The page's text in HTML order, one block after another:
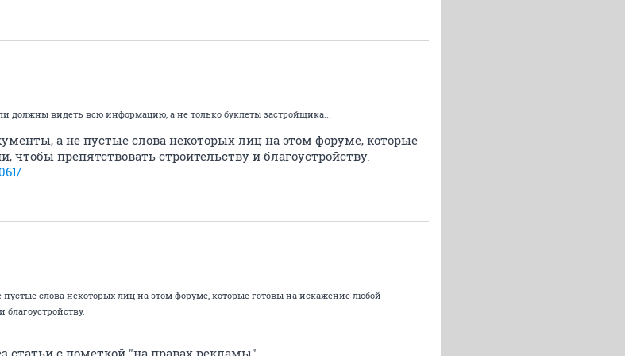
должны видеть всю информацию, а не только буклеты застройщика...
а не пустые слова некоторых лиц на этом форуме, которые
препятствовать строительству и благоустройству.
слова некоторых лиц на этом форуме, которые готовы на искажение любой
статьи с пометкой "на правах рекламы"...